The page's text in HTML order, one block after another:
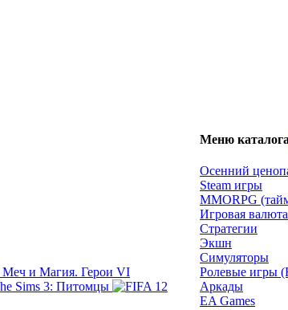
Меч и Магия. Герои VI
Sims 3: Питомцы
Меню каталога
Осенний
Steam игры
MMORPG
Игровая валюта
Стратегии
Экшн
Симуляторы
Ролевые игры
Аркады
EA Games